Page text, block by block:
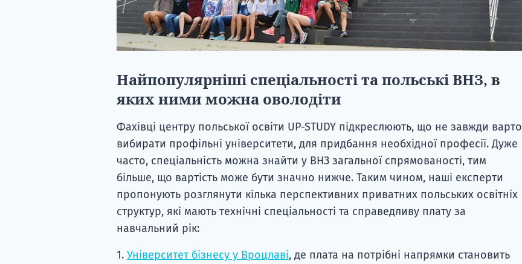
Найпопулярніші спеціальності та польські ВНЗ, в
яких ними можна оволодіти
Фахівці центру польської освіти UP-STUDY підкреслюють, що не завжди варто
вибирати профільні університети, для придбання необхідної професії. Дуже
часто, спеціальність можна знайти у ВНЗ загальної спрямованості, тим
більше, що вартість може бути значно нижче. Таким чином, наші експерти
пропонують розглянути кілька перспективних приватних польських освітніх
структур, які мають технічні спеціальності та справедливу плату за
навчальний рік:
1. Університет бізнесу у Вроцлаві, де плата на потрібні напрямки становить